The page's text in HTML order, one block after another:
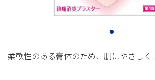
柔軟性のある膏体のため、肌にやさしく